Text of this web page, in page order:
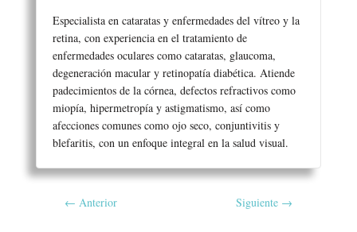
Especialista en cataratas y enfermedades del vítreo y la
retina, con experiencia en el tratamiento de
enfermedades oculares como cataratas, glaucoma,
degeneración macular y retinopatía diabética. Atiende
padecimientos de la córnea, defectos refractivos como
miopía, hipermetropía y astigmatismo, así como
afecciones comunes como ojo seco, conjuntivitis y
blefaritis, con un enfoque integral en la salud visual.
← Anterior Siguiente →